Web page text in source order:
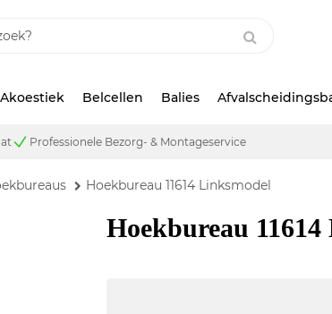
Akoestiek Belcellen Balies
Professionele Bezorg- & Montageservice
Hoekbureau 11614 Linksmodel
Hoekbureau